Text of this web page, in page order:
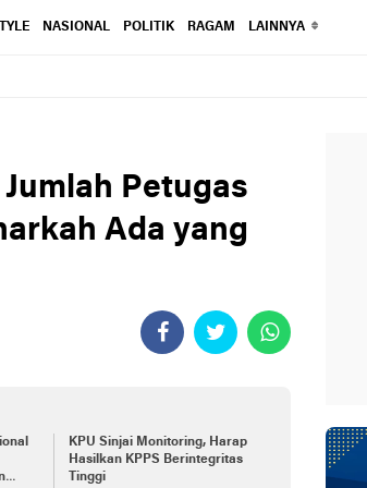
NASIONAL POLITIK RAGAM LAINNYA
Petugas
Ada yang
KPU Sinjai Monitoring, Harap
Hasilkan KPPS Berintegritas
Tinggi